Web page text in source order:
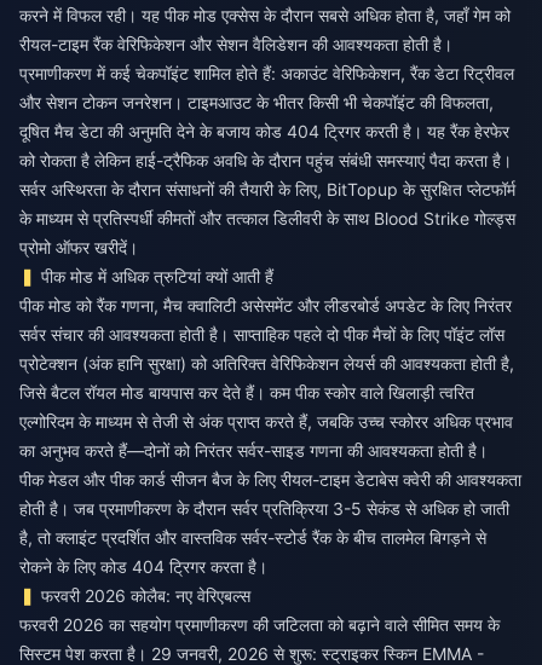
करने में विफल रही। यह पीक मोड एक्सेस के दौरान सबसे अधिक होता है, जहाँ गेम को
रीयल-टाइम रैंक वेरिफिकेशन और सेशन वैलिडेशन की आवश्यकता होती है।
प्रमाणीकरण में कई चेकपॉइंट शामिल होते हैं: अकाउंट वेरिफिकेशन, रैंक डेटा रिट्रीवल
और सेशन टोकन जनरेशन। टाइमआउट के भीतर किसी भी चेकपॉइंट की विफलता,
दूषित मैच डेटा की अनुमति देने के बजाय कोड 404 ट्रिगर करती है। यह रैंक हेरफेर
को रोकता है लेकिन हाई-ट्रैफिक अवधि के दौरान पहुंच संबंधी समस्याएं पैदा करता है।
सर्वर अस्थिरता के दौरान संसाधनों की तैयारी के लिए, BitTopup के सुरक्षित प्लेटफॉर्म
के माध्यम से प्रतिस्पर्धी कीमतों और तत्काल डिलीवरी के साथ Blood Strike गोल्ड्स
प्रोमो ऑफर खरीदें ।
पीक मोड में अधिक त्रुटियां क्यों आती हैं
पीक मोड को रैंक गणना, मैच क्वालिटी असेसमेंट और लीडरबोर्ड अपडेट के लिए निरंतर
सर्वर संचार की आवश्यकता होती है। साप्ताहिक पहले दो पीक मैचों के लिए पॉइंट लॉस
प्रोटेक्शन (अंक हानि सुरक्षा) को अतिरिक्त वेरिफिकेशन लेयर्स की आवश्यकता होती है,
जिसे बैटल रॉयल मोड बायपास कर देते हैं। कम पीक स्कोर वाले खिलाड़ी त्वरित
एल्गोरिदम के माध्यम से तेजी से अंक प्राप्त करते हैं, जबकि उच्च स्कोरर अधिक प्रभाव
का अनुभव करते हैं—दोनों को निरंतर सर्वर-साइड गणना की आवश्यकता होती है।
पीक मेडल और पीक कार्ड सीजन बैज के लिए रीयल-टाइम डेटाबेस क्वेरी की आवश्यकता
होती है। जब प्रमाणीकरण के दौरान सर्वर प्रतिक्रिया 3-5 सेकंड से अधिक हो जाती
है, तो क्लाइंट प्रदर्शित और वास्तविक सर्वर-स्टोर्ड रैंक के बीच तालमेल बिगड़ने से
रोकने के लिए कोड 404 ट्रिगर करता है।
फरवरी 2026 कोलैब: नए वेरिएबल्स
फरवरी 2026 का सहयोग प्रमाणीकरण की जटिलता को बढ़ाने वाले सीमित समय के
सिस्टम पेश करता है। 29 जनवरी, 2026 से शुरू: स्ट्राइकर स्किन EMMA -